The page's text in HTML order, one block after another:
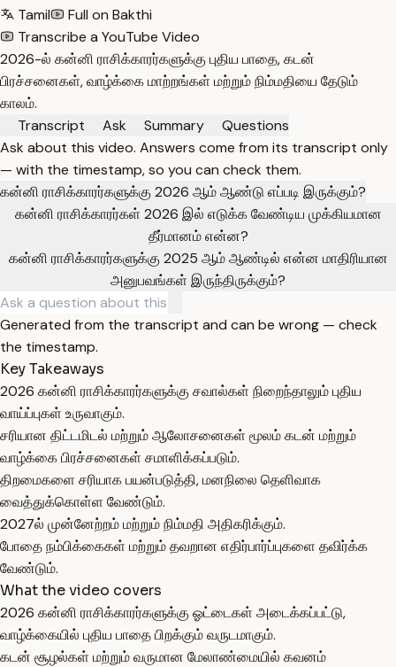
Tamil
Full on Bakthi
Transcribe a YouTube Video
2026-ல் கன்னி ராசிக்காரர்களுக்கு புதிய பாதை, கடன்
பிரச்சனைகள், வாழ்க்கை மாற்றங்கள் மற்றும் நிம்மதியை தேடும்
காலம்.
Transcript
Ask Summary
Questions
Ask about this video. Answers come from its transcript only
— with the timestamp, so you can check them.
கன்னி ராசிக்காரர்களுக்கு 2026 ஆம் ஆண்டு எப்படி இருக்கும்?
கன்னி ராசிக்காரர்கள் 2026 இல் எடுக்க வேண்டிய முக்கியமான
தீர்மானம் என்ன?
கன்னி ராசிக்காரர்களுக்கு 2025 ஆம் ஆண்டில் என்ன மாதிரியான
அனுபவங்கள் இருந்திருக்கும்?
Generated from the transcript and can be wrong — check
the timestamp.
Key Takeaways
2026 கன்னி ராசிக்காரர்களுக்கு சவால்கள் நிறைந்தாலும் புதிய
வாய்ப்புகள் உருவாகும்.
சரியான திட்டமிடல் மற்றும் ஆலோசனைகள் மூலம் கடன் மற்றும்
வாழ்க்கை பிரச்சனைகள் சமாளிக்கப்படும்.
திறமைகளை சரியாக பயன்படுத்தி, மனநிலை தெளிவாக
வைத்துக்கொள்ள வேண்டும்.
2027ல் முன்னேற்றம் மற்றும் நிம்மதி அதிகரிக்கும்.
போதை நம்பிக்கைகள் மற்றும் தவறான எதிர்பார்ப்புகளை தவிர்க்க
வேண்டும்.
What the video covers
2026 கன்னி ராசிக்காரர்களுக்கு ஓட்டைகள் அடைக்கப்பட்டு,
வாழ்க்கையில் புதிய பாதை பிறக்கும் வருடமாகும்.
கடன் சூழல்கள் மற்றும் வருமான மேலாண்மையில் கவனம்